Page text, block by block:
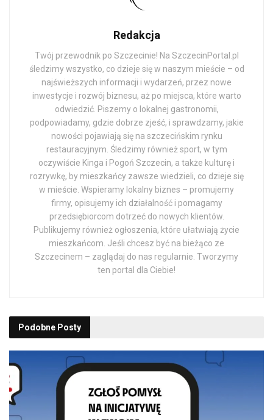
Redakcja
Twój przewodnik po Szczecinie! Na SzczecinPortal.pl
śledzimy wszystko, co dzieje się w naszym mieście – od
najświeższych informacji i wydarzeń, przez nowe
inwestycje i rozwój biznesu, aż po miejsca, które warto
odwiedzić. Piszemy o lokalnej gastronomii,
podpowiadamy, gdzie dobrze zjeść, i sprawdzamy, jakie
nowości pojawiają się na szczecińskim rynku
restauracyjnym. Śledzimy również sport, w tym
oczywiście Kinga i Pogoń Szczecin, a także kulturę i
rozrywkę, by mieszkańcy zawsze wiedzieli, co dzieje się
w mieście. Wspieramy lokalny biznes – promujemy
firmy, opisujemy ich działalność i pomagamy
przedsiębiorcom dotrzeć do nowych klientów.
Publikujemy również ogłoszenia, które ułatwiają życie
mieszkańcom. Jeśli chcesz być na bieżąco ze
Szczecinem – zaglądaj do nas regularnie. Tworzymy
ten portal dla Ciebie!
Podobne Posty